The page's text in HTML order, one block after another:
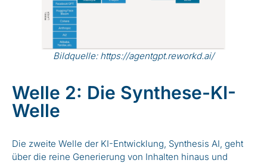
Bildquelle: https://agentgpt.reworkd.ai/
Welle 2: Die Synthese-KI-
Welle
Die zweite Welle der KI-Entwicklung, Synthesis AI, geht
über die reine Generierung von Inhalten hinaus und